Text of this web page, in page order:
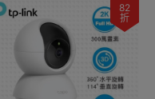
82
折